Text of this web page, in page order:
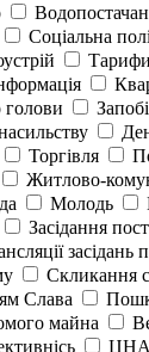
Соціальна
Тарифи
голови
Торгівля
Житлово-
Молодь
Засідання
засідань
Скликання
Слава
майна